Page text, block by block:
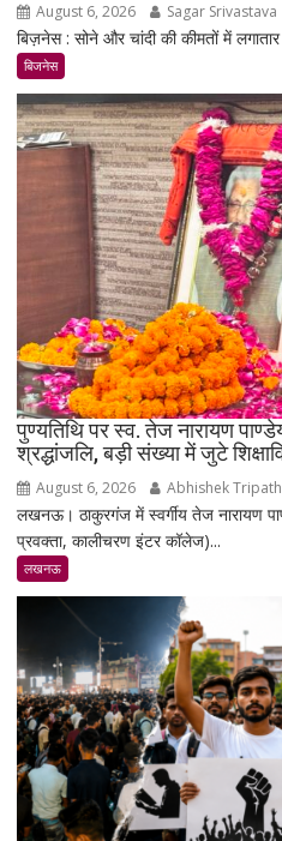
August 6, 2026 Sagar Srivastava
बिज़नेस : सोने और चांदी की कीमतों में
बिजनेस
पुण्यतिथि पर स्व. तेज नारायण
श्रद्धांजलि, बड़ी संख्या में जुटे
August 6, 2026 Abhishek
लखनऊ। ठाकुरगंज में स्वर्गीय तेज नारायण
प्रवक्ता, कालीचरण इंटर कॉलेज)...
लखनऊ